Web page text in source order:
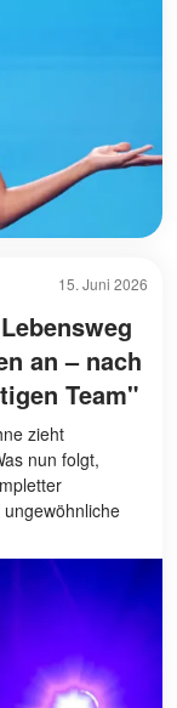
15. Juni 2026
an – nach
Team"
zieht
nun folgt,